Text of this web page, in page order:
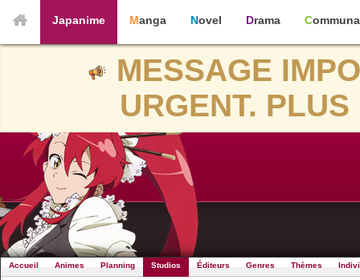
Japanime Manga Novel Drama
MESSAGE
URGENT.
Accueil Animes Planning Studios Éditeurs Genres Thèmes